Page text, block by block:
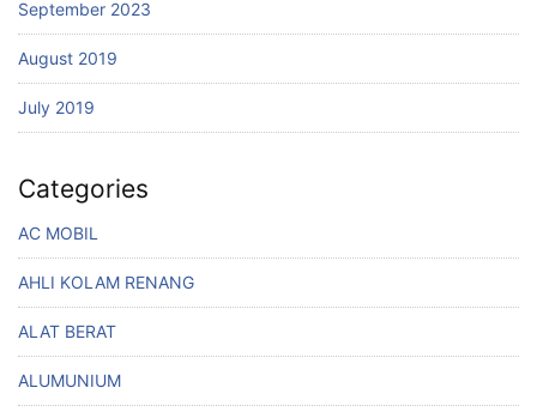
September 2023
August 2019
July 2019
Categories
AC MOBIL
AHLI KOLAM RENANG
ALAT BERAT
ALUMUNIUM